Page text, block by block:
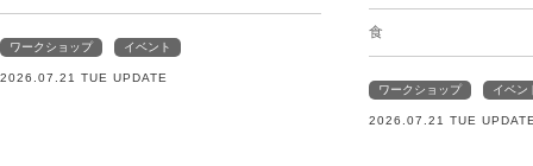
ワークショップ イベント
2026.07.21 TUE UPDATE
食
ワークショップ イベン
2026.07.21 TUE